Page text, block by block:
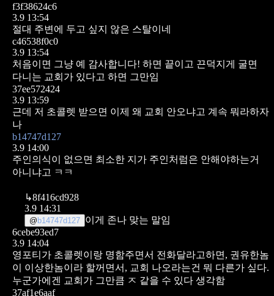
f3f38624c6
3.9 13:54
절대 주변에 두고 싶지 않은 스탈이네
c46538f0c0
3.9 13:54
처음이면 그냥 예 감사합니다! 하면 끝이고 끈덕지게 굴면
다니는 교회가 있다고 하면 그만임
37ee572424
3.9 13:59
근데 저 초콜렛 받으면 이제 왜 교회 안오냐고 계속 뭐라하자
나
b14747d127
3.9 14:00
주인의식이 없으면 최소한 지가 주인처럼은 안해야하는거
아니냐고 ㅋㅋ
↳8f416cd928
3.9 14:31
@ b14747d127 이게 존나 맞는 말임
6cebe93ed7
3.9 14:04
영포티가 초콜렛이랑 명함주면서 전화달라고하면, 권유한놈
이 이상한놈이라 할꺼면서, 교회 나오라는건 뭐 다른가 싶다.
누군가에겐 교회가 그만큼 ㅈ 같을 수 있다 생각함
37af1e6aaf